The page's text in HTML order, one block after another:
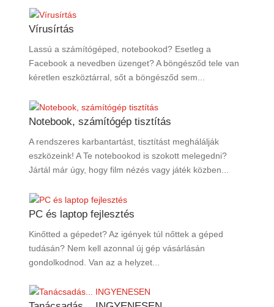
Vírusírtás
Lassú a számítógéped, notebookod? Esetleg a
Facebook a nevedben üzenget? A böngésződ tele van
kéretlen eszköztárral, sőt a böngésződ sem...
Notebook, számítógép tisztítás
A rendszeres karbantartást, tisztítást meghálálják
eszközeink! A Te notebookod is szokott melegedni?
Jártál már úgy, hogy film nézés vagy játék közben...
PC és laptop fejlesztés
Kinőtted a gépedet? Az igények túl nőttek a géped
tudásán? Nem kell azonnal új gép vásárlásán
gondolkodnod. Van az a helyzet...